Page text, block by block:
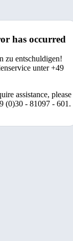
has occurred
zu entschuldigen!
unter +49
assistance, please
(0)30 - 81097 - 601.